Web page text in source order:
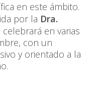
en este ámbito.
por la Dra.
celebrará en varias
con un
y orientado a la